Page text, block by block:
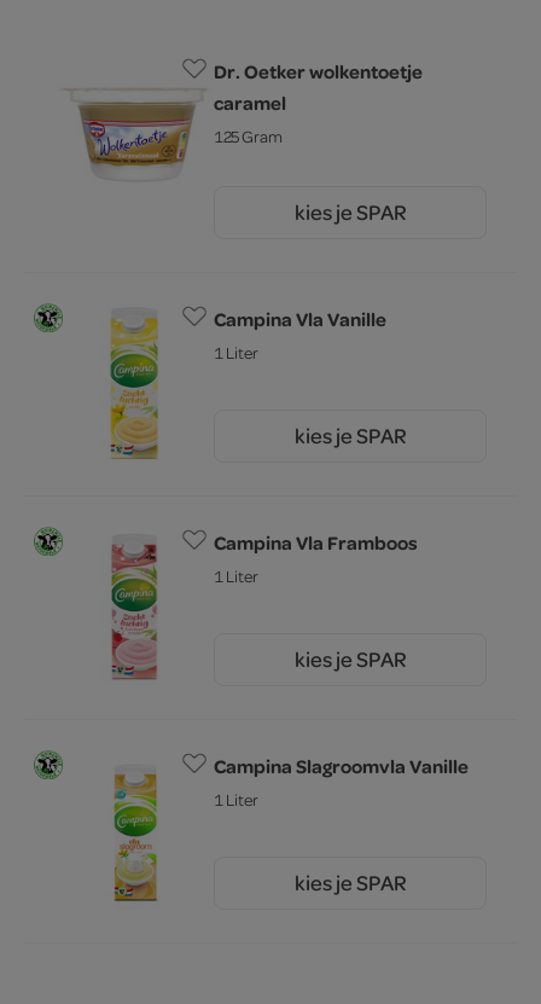
Dr. Oetker wolkentoetje
caramel
125 Gram
kies je SPAR
Campina Vla Vanille
1 Liter
kies je SPAR
Campina Vla Framboos
1 Liter
kies je SPAR
Campina Slagroomvla Vanille
1 Liter
kies je SPAR